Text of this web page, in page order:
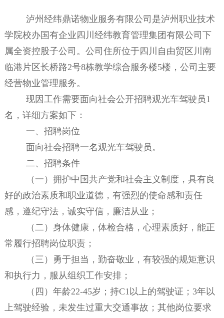
泸州经纬鼎诺物业服务有限公司 是泸州职业技术
学院校办国有企业四川经纬教育管理集团有限公司下
属全资控股子公司 。公司住所位于四川自由贸区川南
临港片区长桥路2号8栋教学综合服务楼5楼 ，公司主要
经营物业管理服务。
现因工作需要面向社会公开招聘观光车驾驶员1
名 ，详细方案如下：
一、招聘岗位
面向社会招聘一名观光车驾驶员 。
二、招聘条件
（一）拥护中国共产党和社会主义制度，具有良
好的政治素质和职业道德，有强烈的使命感和责任
感，遵纪守法，诚实守信，廉洁从业；
（二）身体健康，体检合格，心理素质好，能正
常履行招聘岗位职责；
（三）勇于担当，勤奋敬业，有较强的规矩意识
和执行力，服从组织工作安排；
（四） 年龄22-45岁；持C1 以上的驾驶证； 3年以
上驾驶经验，未发生过重大交通事故；其他岗位要求